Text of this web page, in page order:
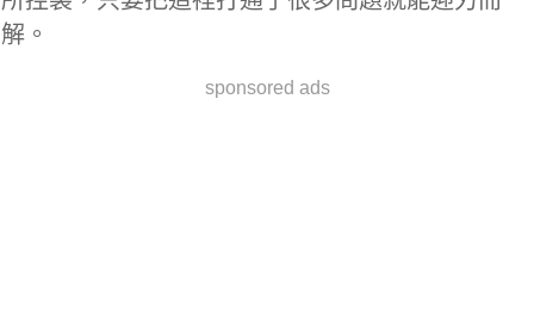
解。
sponsored ads